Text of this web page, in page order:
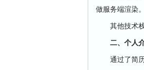
做服务端渲染。
其他技术栈
二、个人
通过了简历